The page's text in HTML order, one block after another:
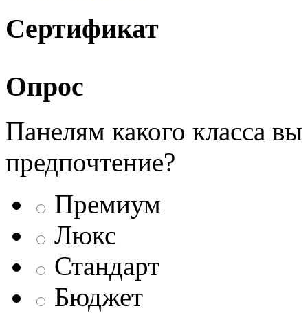
Сертификат
Опрос
Панелям какого класса
предпочтение?
Премиум
Люкс
Стандарт
Бюджет